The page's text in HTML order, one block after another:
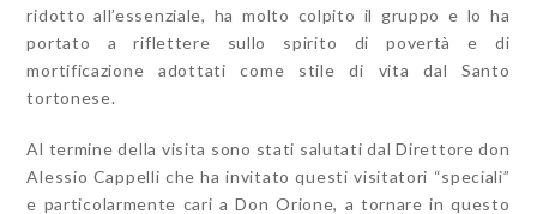
ridotto all’essenziale, ha molto colpito il gruppo e lo ha
portato a riflettere sullo spirito di povertà e di
mortificazione adottati come stile di vita dal Santo
tortonese.
Al termine della visita sono stati salutati dal Direttore don
Alessio Cappelli che ha invitato questi visitatori “speciali”
e particolarmente cari a Don Orione, a tornare in questo